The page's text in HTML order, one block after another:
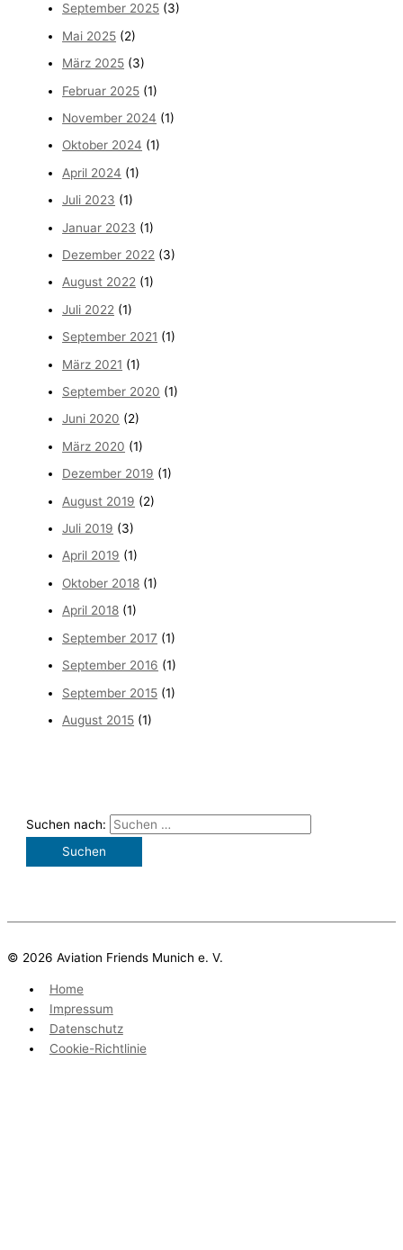
September 2025 (3)
Mai 2025 (2)
März 2025 (3)
Februar 2025 (1)
November 2024 (1)
Oktober 2024 (1)
April 2024 (1)
Juli 2023 (1)
Januar 2023 (1)
Dezember 2022 (3)
August 2022 (1)
Juli 2022 (1)
September 2021 (1)
März 2021 (1)
September 2020 (1)
Juni 2020 (2)
März 2020 (1)
Dezember 2019 (1)
August 2019 (2)
Juli 2019 (3)
April 2019 (1)
Oktober 2018 (1)
April 2018 (1)
September 2017 (1)
September 2016 (1)
September 2015 (1)
August 2015 (1)
Suchen nach:
© 2026 Aviation Friends Munich e. V.
Home
Impressum
Datenschutz
Cookie-Richtlinie